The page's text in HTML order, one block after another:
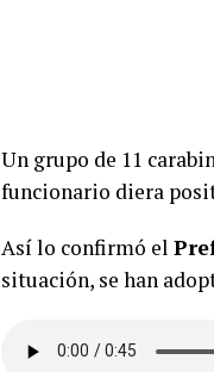
Un grupo de 11
funcionario diera
Así lo confirmó el
situación, se han